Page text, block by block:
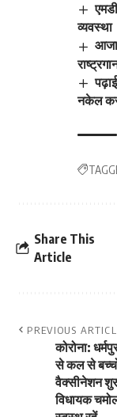
व्यवस्था
नकेल
Share This
Article
PREVIOUS
कोरोना:
से कल से
वैक्सीनेशन
विधायक